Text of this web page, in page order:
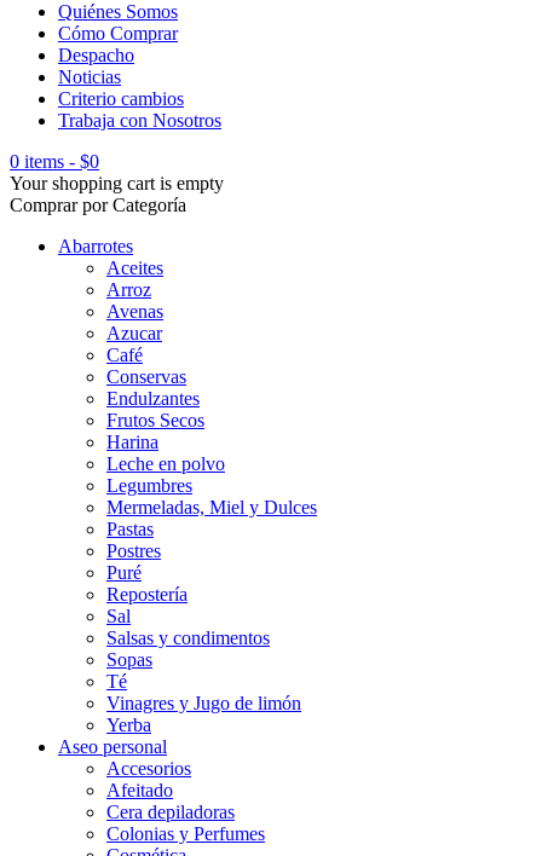
Quiénes Somos
Cómo Comprar
Despacho
Noticias
Criterio cambios
Trabaja con Nosotros
0 items - $0
Your shopping cart is empty
Comprar por Categoría
Abarrotes
Aceites
Arroz
Avenas
Azucar
Café
Conservas
Endulzantes
Frutos Secos
Harina
Leche en polvo
Legumbres
Mermeladas, Miel y Dulces
Pastas
Postres
Puré
Repostería
Sal
Salsas y condimentos
Sopas
Té
Vinagres y Jugo de limón
Yerba
Aseo personal
Accesorios
Afeitado
Cera depiladoras
Colonias y Perfumes